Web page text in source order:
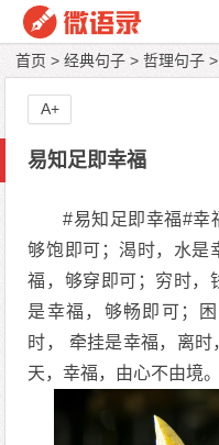
首页 >经典句子 >哲理句子
易知足即幸福
#易知足即幸福#幸
够饱即可；渴时，水是
福，够穿即可；穷时，
是幸福，够畅即可；
时， 牵挂是幸福，离
天，幸福，由心不由境。
A+